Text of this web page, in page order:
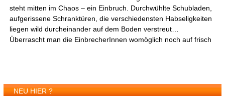
steht mitten im Chaos – ein Einbruch. Durchwühlte Schubladen,
aufgerissene Schranktüren, die verschiedensten Habseligkeiten
liegen wild durcheinander auf dem Boden verstreut…
Überrascht man die EinbrecherInnen womöglich noch auf frisch
NEU HIER ?